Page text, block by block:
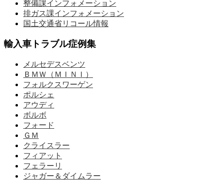
整備課インフォメーション
排ガス課インフォメーション
国土交通省リコール情報
輸入車トラブル症例集
メルセデスベンツ
ＢＭＷ（ＭＩＮＩ）
フォルクスワーゲン
ポルシェ
アウディ
ボルボ
フォード
ＧＭ
クライスラー
フィアット
フェラーリ
ジャガー＆ダイムラー